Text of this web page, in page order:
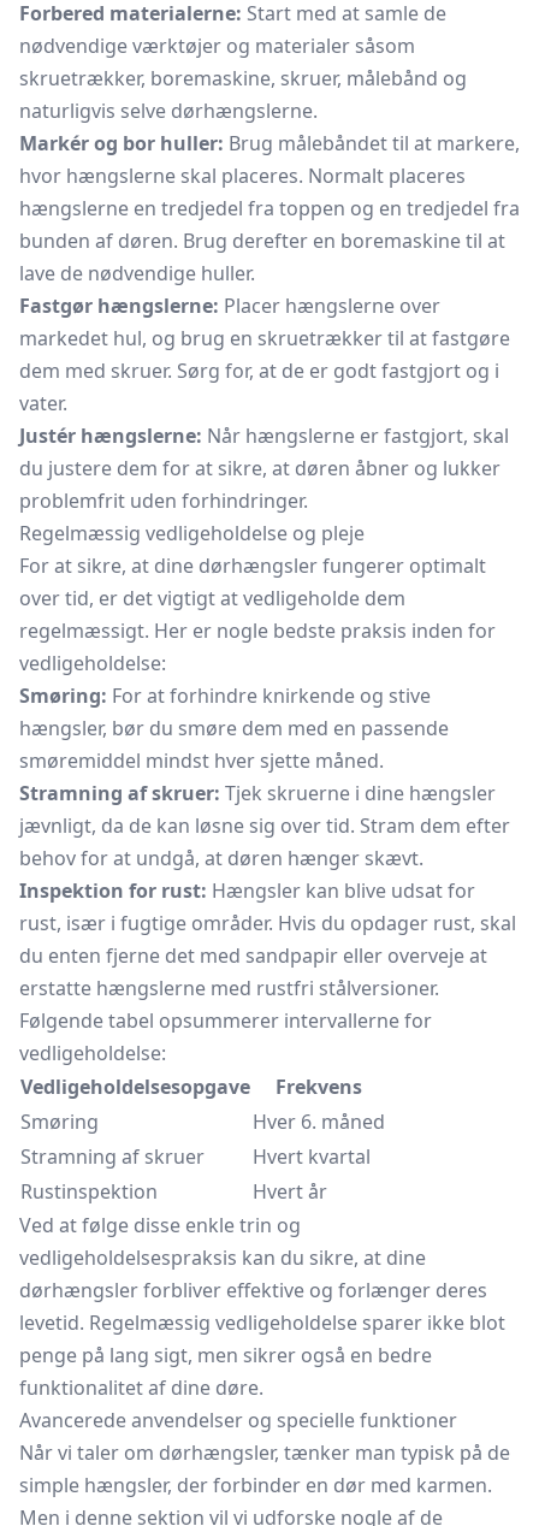
Forbered materialerne: Start med at samle de
nødvendige værktøjer og materialer såsom
skruetrækker, boremaskine, skruer, målebånd og
naturligvis selve dørhængslerne.
Markér og bor huller: Brug målebåndet til at markere,
hvor hængslerne skal placeres. Normalt placeres
hængslerne en tredjedel fra toppen og en tredjedel fra
bunden af døren. Brug derefter en boremaskine til at
lave de nødvendige huller.
Fastgør hængslerne: Placer hængslerne over
markedet hul, og brug en skruetrækker til at fastgøre
dem med skruer. Sørg for, at de er godt fastgjort og i
vater.
Justér hængslerne: Når hængslerne er fastgjort, skal
du justere dem for at sikre, at døren åbner og lukker
problemfrit uden forhindringer.
Regelmæssig vedligeholdelse og pleje
For at sikre, at dine dørhængsler fungerer optimalt
over tid, er det vigtigt at vedligeholde dem
regelmæssigt. Her er nogle bedste praksis inden for
vedligeholdelse:
Smøring: For at forhindre knirkende og stive
hængsler, bør du smøre dem med en passende
smøremiddel mindst hver sjette måned.
Stramning af skruer: Tjek skruerne i dine hængsler
jævnligt, da de kan løsne sig over tid. Stram dem efter
behov for at undgå, at døren hænger skævt.
Inspektion for rust: Hængsler kan blive udsat for
rust, især i fugtige områder. Hvis du opdager rust, skal
du enten fjerne det med sandpapir eller overveje at
erstatte hængslerne med rustfri stålversioner.
Følgende tabel opsummerer intervallerne for
vedligeholdelse:
Vedligeholdelsesopgave
Frekvens
Smøring
Hver 6. måned
Stramning af skruer
Hvert kvartal
Rustinspektion
Hvert år
Ved at følge disse enkle trin og
vedligeholdelsespraksis kan du sikre, at dine
dørhængsler forbliver effektive og forlænger deres
levetid. Regelmæssig vedligeholdelse sparer ikke blot
penge på lang sigt, men sikrer også en bedre
funktionalitet af dine døre.
Avancerede anvendelser og specielle funktioner
Når vi taler om dørhængsler, tænker man typisk på de
simple hængsler, der forbinder en dør med karmen.
Men i denne sektion vil vi udforske nogle af de